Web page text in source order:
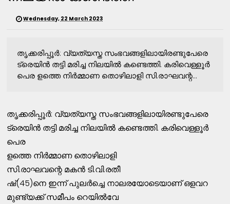
Wednesday, 22 March 2023
തൃക്കരിപ്പൂർ: വ്യത്യസ്ത സംഭവങ്ങളിലായിരണ്ടുപേരെ
ട്രെയിൻ തട്ടി മരിച്ച നിലയിൽ കണ്ടെത്തി. കരിവെള്ളൂര്‍
പെര ളത്തെ നിര്‍മ്മാണ തൊഴിലാളി സി.രാഘവന്റ...
തൃക്കരിപ്പൂർ: വ്യത്യസ്ത സംഭവങ്ങളിലായിരണ്ടുപേരെ
ട്രെയിൻ തട്ടി മരിച്ച നിലയിൽ കണ്ടെത്തി. കരിവെള്ളൂര്‍
പെര
ളത്തെ നിര്‍മ്മാണ തൊഴിലാളി
സി.രാഘവന്റെ മകന്‍ ടി.വി.രതീ
ഷ്(45)നെ ഇന്ന്‌ പുലര്‍ച്ചെ നാലരയോടെയാണ് ഒളവറ
മുണ്ട്യക്ക്‌ സമീപം റെയില്‍വേ